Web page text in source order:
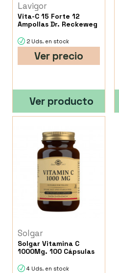
Lavigor
Vita-C 15 Forte 12
Ampollas Dr. Reckeweg
2 Uds. en stock
Ver precio
Ver producto
Solgar
Solgar Vitamina C
1000Mg. 100 Cápsulas
4 Uds. en stock